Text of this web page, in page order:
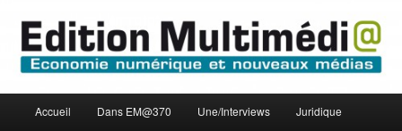
contenu
principal
contenu
secondaire
Edition Multimédi@
principal
Accueil Dans EM@370 Une/Interviews Juridique